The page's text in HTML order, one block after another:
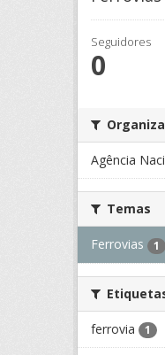
Seguidores
0
Agência
Temas
Ferrovias 1
ferrovia 1